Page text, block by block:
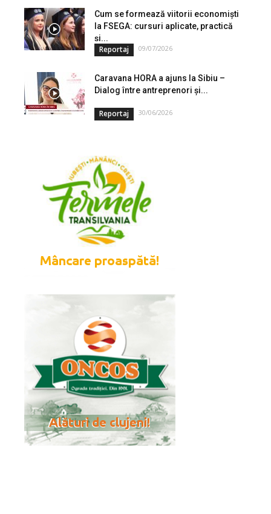
Cum se formează viitorii economiști
la FSEGA: cursuri aplicate, practică
și...
Reportaj 09/07/2026
Caravana HORA a ajuns la Sibiu –
Dialog între antreprenori și...
Reportaj 30/06/2026